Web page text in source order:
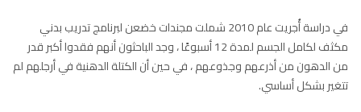
في دراسة أُجريت عام 2010 شملت مجندات خضعن لبرنامج تدريب بدني
مكثف لكامل الجسم لمدة 12 أسبوعًا ، وجد الباحثون أنهم فقدوا أكبر قدر
من الدهون من أذرعهم وجذوعهم ، في حين أن الكتلة الدهنية في أرجلهم لم
تتغير بشكل أساسي.